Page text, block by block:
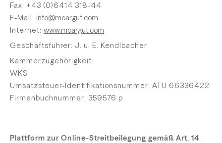
Fax: +43 (0)6414 318-44
E-Mail: info@moargut.com
Internet: www.moargut.com
Geschäftsführer: J. u. E. Kendlbacher
Kammerzugehörigkeit:
WKS
Umsatzsteuer-Identifikationsnummer: ATU 66336422
Firmenbuchnummer: 359576 p
Plattform zur Online-Streitbeilegung gemäß Art. 14